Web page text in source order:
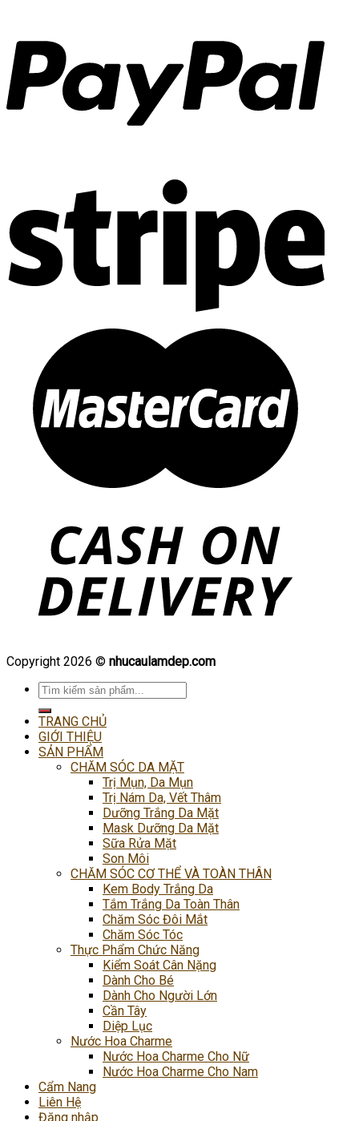
Copyright 2026 © nhucaulamdep.com
Tìm
kiếm:
TRANG CHỦ
GIỚI THIỆU
SẢN PHẨM
CHĂM SÓC DA MẶT
Trị Mụn, Da Mụn
Trị Nám Da, Vết Thâm
Dưỡng Trắng Da Mặt
Mask Dưỡng Da Mặt
Sữa Rửa Mặt
Son Môi
CHĂM SÓC CƠ THỂ VÀ TOÀN THÂN
Kem Body Trắng Da
Tắm Trắng Da Toàn Thân
Chăm Sóc Đôi Mắt
Chăm Sóc Tóc
Thực Phẩm Chức Năng
Kiểm Soát Cân Nặng
Dành Cho Bé
Dành Cho Người Lớn
Cần Tây
Diệp Lục
Nước Hoa Charme
Nước Hoa Charme Cho Nữ
Nước Hoa Charme Cho Nam
Cẩm Nang
Liên Hệ
Đăng nhập